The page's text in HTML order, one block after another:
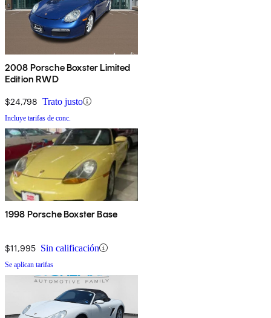
2008 Porsche Boxster Limited
Edition RWD
$24,798 Trato justo
Incluye tarifas de conc.
1998 Porsche Boxster Base
$11,995 Sin calificación
Se aplican tarifas